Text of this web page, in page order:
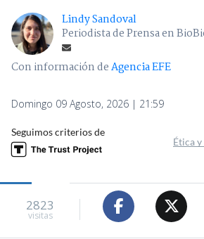
Lindy Sandoval
Periodista de Prensa en
Con información deAgencia EFE
Domingo 09 Agosto, 2026 | 21:59
Seguimos criterios de
Ética
2823
visitas